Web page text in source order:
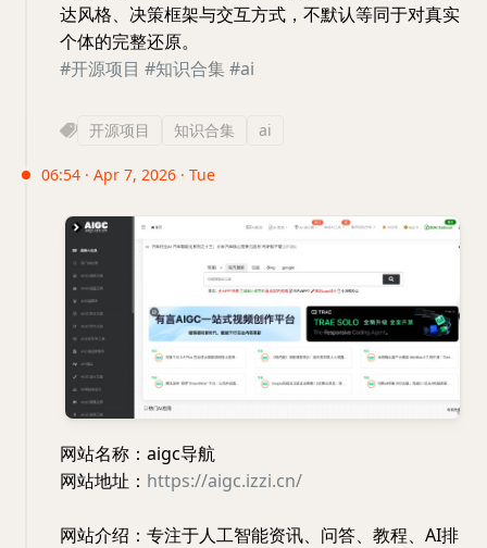
达风格、决策框架与交互方式，不默认等同于对真实
个体的完整还原。
#开源项目 #知识合集#ai
开源项目 知识合集 ai
06:54 · Apr 7, 2026 · Tue
网站名称：aigc导航
网站地址： https://aigc.izzi.cn/
网站介绍：专注于人工智能资讯、问答、教程、AI排